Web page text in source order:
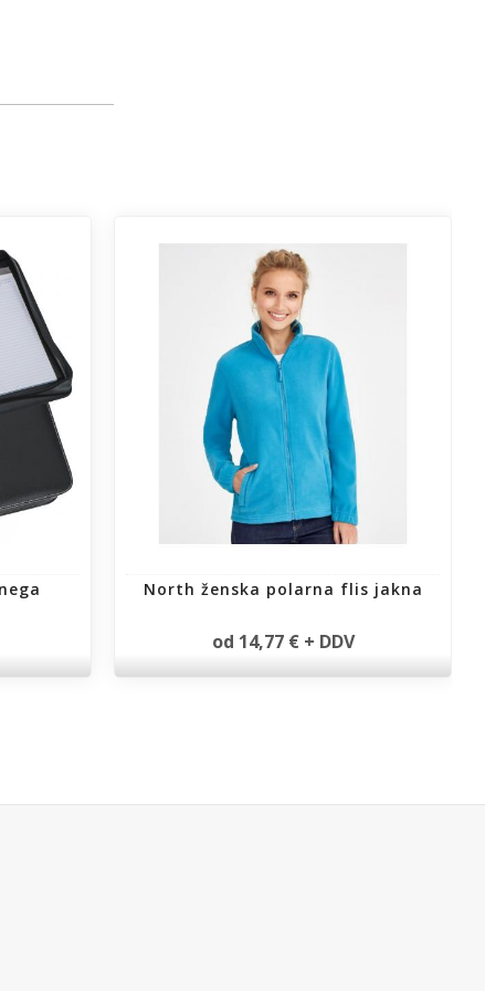
North ženska polarna flis jakna
od 14,77 € + DDV